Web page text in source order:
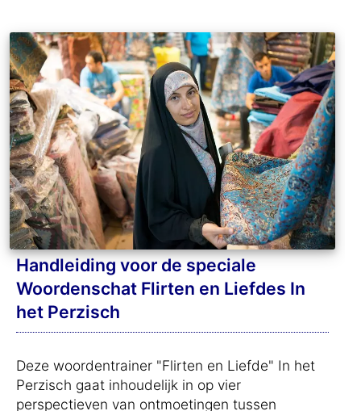
Handleiding voor de speciale
Woordenschat Flirten en Liefdes In
het Perzisch
Deze woordentrainer "Flirten en Liefde" In het
Perzisch gaat inhoudelijk in op vier
perspectieven van ontmoetingen tussen